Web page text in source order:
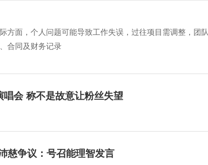
方面，个人问题可能导致工作失误，过往项目需调整，团队
合同及财务记录
唱会 称不是故意让粉丝失望
慈争议：号召能理智发言